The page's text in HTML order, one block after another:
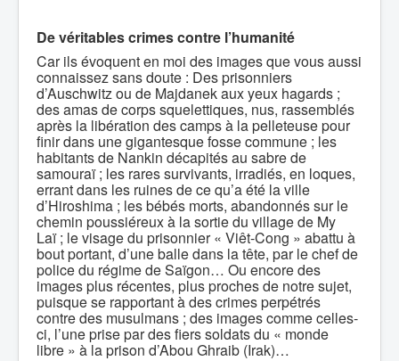
De véritables crimes contre l’humanité
Car ils évoquent en moi des images que vous aussi
connaissez sans doute : Des prisonniers
d’Auschwitz ou de Majdanek aux yeux hagards ;
des amas de corps squelettiques, nus, rassemblés
après la libération des camps à la pelleteuse pour
finir dans une gigantesque fosse commune ; les
habitants de Nankin décapités au sabre de
samouraï ; les rares survivants, irradiés, en loques,
errant dans les ruines de ce qu’a été la ville
d’Hiroshima ; les bébés morts, abandonnés sur le
chemin poussiéreux à la sortie du village de My
Laï ; le visage du prisonnier « Viêt-Cong » abattu à
bout portant, d’une balle dans la tête, par le chef de
police du régime de Saïgon… Ou encore des
images plus récentes, plus proches de notre sujet,
puisque se rapportant à des crimes perpétrés
contre des musulmans ; des images comme celles-
ci, l’une prise par des fiers soldats du « monde
libre » à la prison d’Abou Ghraib (Irak)…